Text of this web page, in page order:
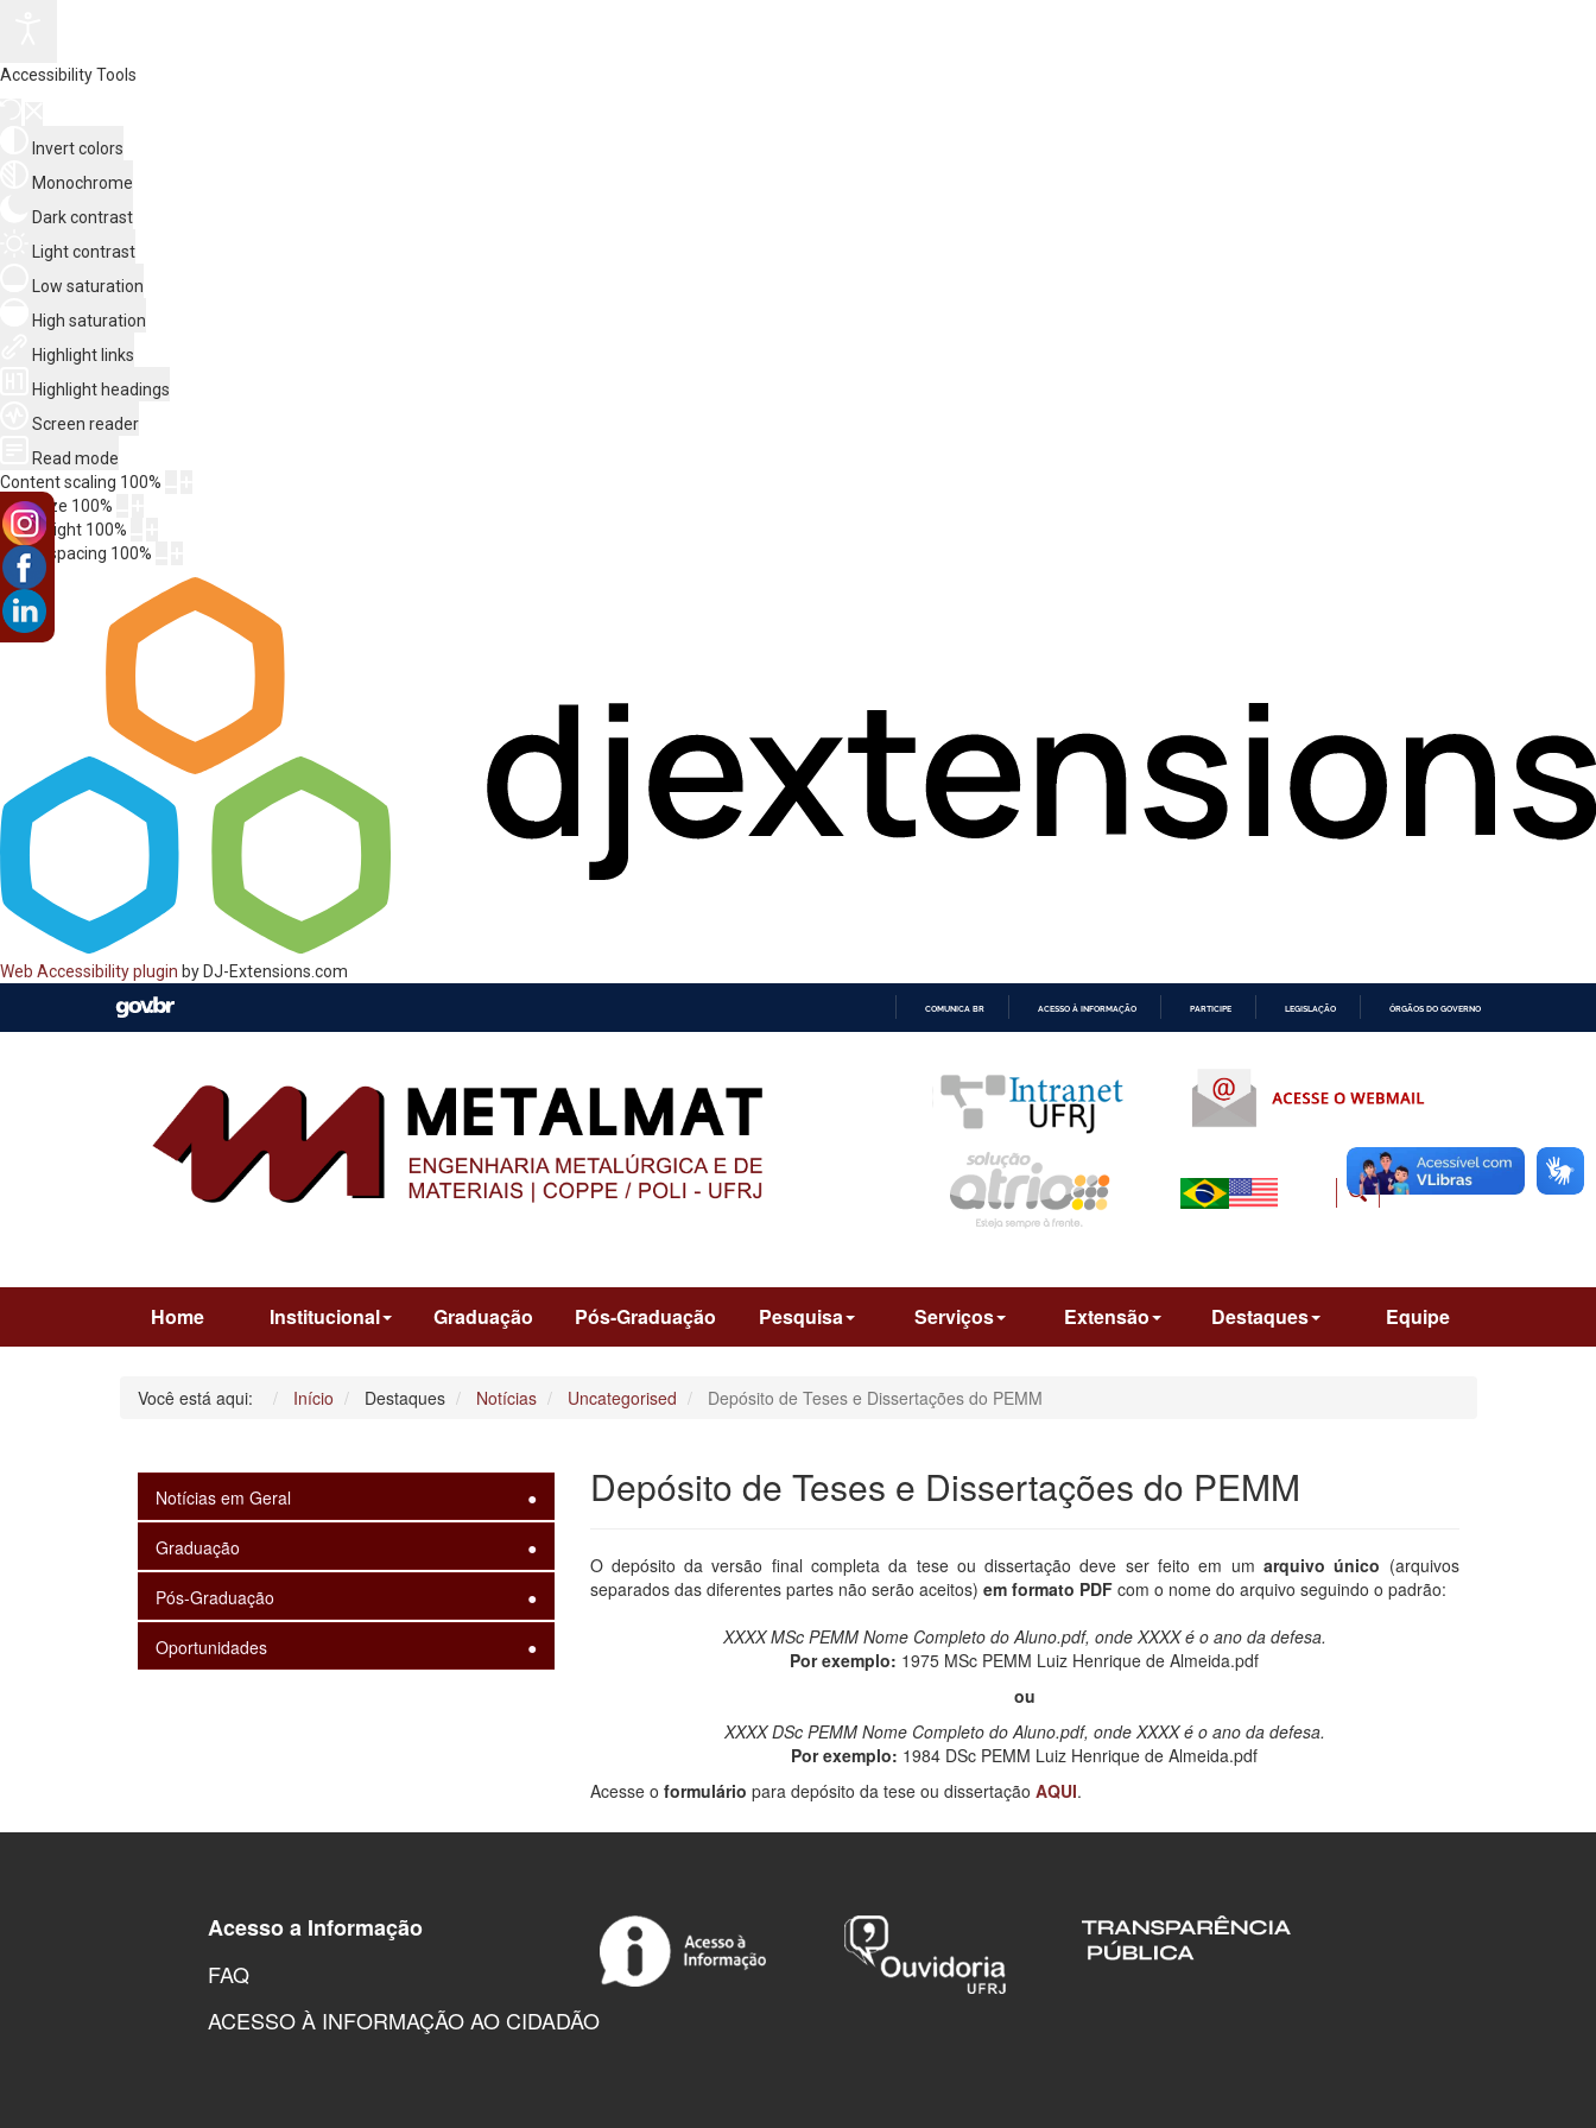
Accessibility Tools
Invert colors
Monochrome
Dark contrast
Light contrast
Low saturation
High saturation
Highlight links
Highlight headings
Screen reader
Read mode
Content scaling 100%
Font size 100%
Line height 100%
Letter spacing 100%
Web Accessibility plugin by DJ-Extensions.com
COMUNICA BR ACESSO À INFORMAÇÃO PARTICIPE LEGISLAÇÃO ÓRGÃOS DO GOVERNO
Home Institucional Graduação Pós-Graduação Pesquisa Serviços Extensão Destaques Equipe
Você está aqui: Início Destaques Notícias Uncategorised Depósito de Teses e Dissertações do PEMM
Notícias em Geral
Graduação
Pós-Graduação
Oportunidades
Depósito de Teses e Dissertações do PEMM
O depósito da versão final completa da tese ou dissertação deve ser feito em um arquivo único (arquivos
separados das diferentes partes não serão aceitos) em formato PDFcom o nome do arquivo seguindo o padrão:
XXXX MSc PEMM Nome Completo do Aluno.pdf, onde XXXX é o ano da defesa.
Por exemplo: 1975 MSc PEMM Luiz Henrique de Almeida.pdf
ou
XXXX DSc PEMM Nome Completo do Aluno.pdf, onde XXXX é o ano da defesa.
Por exemplo: 1984 DSc PEMM Luiz Henrique de Almeida.pdf
Acesse o formulário para depósito da tese ou dissertação AQUI.
Acesso a Informação
FAQ
ACESSO À INFORMAÇÃO AO CIDADÃO